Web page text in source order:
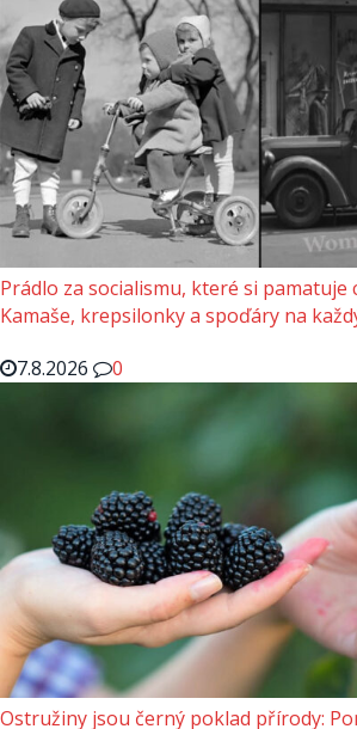
Prádlo za socialismu, které si pamatuje
Kamaše, krepsilonky a spoďáry na
7.8.2026
0
Ostružiny jsou černý poklad přírody: